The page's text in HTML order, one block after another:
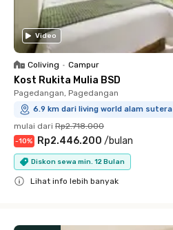
Video
Coliving • Campur
Kost Rukita Mulia BSD
Pagedangan, Pagedangan
6.9 km dari living world alam sutera
mulai dari Rp2.718.000
-10% Rp2.446.200 /bulan
Diskon sewa min. 12 Bulan
Lihat info lebih banyak